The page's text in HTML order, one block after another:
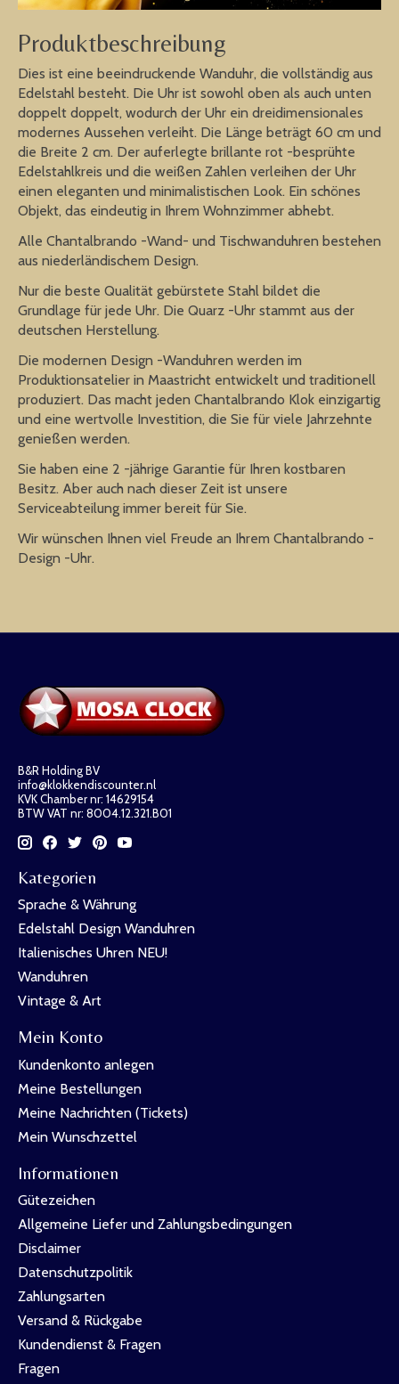
Produktbeschreibung
Dies ist eine beeindruckende Wanduhr, die vollständig aus
Edelstahl besteht. Die Uhr ist sowohl oben als auch unten
doppelt doppelt, wodurch der Uhr ein dreidimensionales
modernes Aussehen verleiht. Die Länge beträgt 60 cm und
die Breite 2 cm. Der auferlegte brillante rot -besprühte
Edelstahlkreis und die weißen Zahlen verleihen der Uhr
einen eleganten und minimalistischen Look. Ein schönes
Objekt, das eindeutig in Ihrem Wohnzimmer abhebt.
Alle Chantalbrando -Wand- und Tischwanduhren bestehen
aus niederländischem Design.
Nur die beste Qualität gebürstete Stahl bildet die
Grundlage für jede Uhr. Die Quarz -Uhr stammt aus der
deutschen Herstellung.
Die modernen Design -Wanduhren werden im
Produktionsatelier in Maastricht entwickelt und traditionell
produziert. Das macht jeden Chantalbrando Klok einzigartig
und eine wertvolle Investition, die Sie für viele Jahrzehnte
genießen werden.
Sie haben eine 2 -jährige Garantie für Ihren kostbaren
Besitz. Aber auch nach dieser Zeit ist unsere
Serviceabteilung immer bereit für Sie.
Wir wünschen Ihnen viel Freude an Ihrem Chantalbrando -
Design -Uhr.
B&R Holding BV
info@klokkendiscounter.nl
KVK Chamber nr: 14629154
BTW VAT nr: 8004.12.321.B01
Kategorien
Sprache & Währung
Edelstahl Design Wanduhren
Italienisches Uhren NEU!
Wanduhren
Vintage & Art
Mein Konto
Kundenkonto anlegen
Meine Bestellungen
Meine Nachrichten (Tickets)
Mein Wunschzettel
Informationen
Gütezeichen
Allgemeine Liefer und Zahlungsbedingungen
Disclaimer
Datenschutzpolitik
Zahlungsarten
Versand & Rückgabe
Kundendienst & Fragen
Fragen